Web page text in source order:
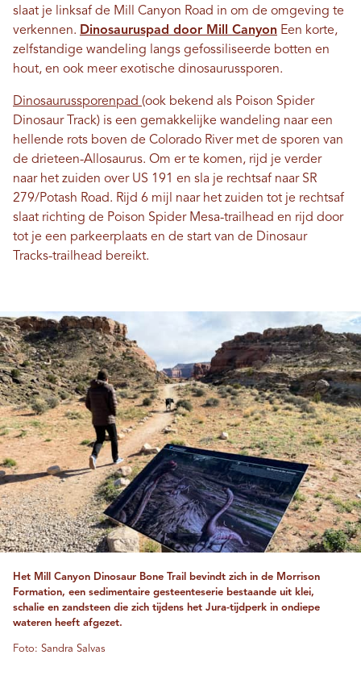
slaat je linksaf de Mill Canyon Road in om de omgeving te
verkennen. Dinosauruspad door Mill Canyon Een korte,
zelfstandige wandeling langs gefossiliseerde botten en
hout, en ook meer exotische dinosaurussporen.
Dinosaurussporenpad (ook bekend als Poison Spider
Dinosaur Track) is een gemakkelijke wandeling naar een
hellende rots boven de Colorado River met de sporen van
de drieteen-Allosaurus. Om er te komen, rijd je verder
naar het zuiden over US 191 en sla je rechtsaf naar SR
279/Potash Road. Rijd 6 mijl naar het zuiden tot je rechtsaf
slaat richting de Poison Spider Mesa-trailhead en rijd door
tot je een parkeerplaats en de start van de Dinosaur
Tracks-trailhead bereikt.
Het Mill Canyon Dinosaur Bone Trail bevindt zich in de Morrison
Formation, een sedimentaire gesteenteserie bestaande uit klei,
schalie en zandsteen die zich tijdens het Jura-tijdperk in ondiepe
wateren heeft afgezet.
Foto: Sandra Salvas